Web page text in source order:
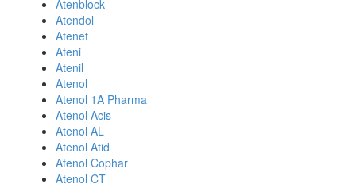
Atenblock
Atendol
Atenet
Ateni
Atenil
Atenol
Atenol 1A Pharma
Atenol Acis
Atenol AL
Atenol Atid
Atenol Cophar
Atenol CT